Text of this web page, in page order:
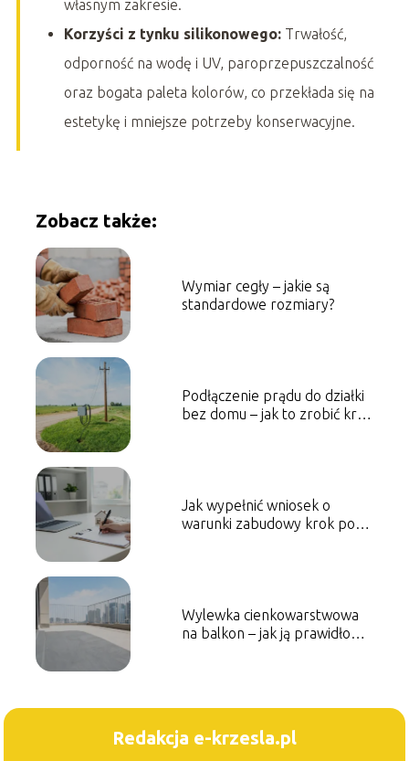
własnym zakresie.
Korzyści z tynku silikonowego:Trwałość,
odporność na wodę i UV, paroprzepuszczalność
oraz bogata paleta kolorów, co przekłada się na
estetykę i mniejsze potrzeby konserwacyjne.
Zobacz także:
Wymiar cegły – jakie są
standardowe rozmiary?
Podłączenie prądu do działki
bez domu – jak to zrobić krok
Jak wypełnić wniosek o
warunki zabudowy krok po
Wylewka cienkowarstwowa
na balkon – jak ją prawidłowo
Redakcja e-krzesla.pl